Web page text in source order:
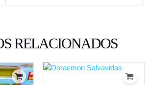
RELACIONADOS
Current
price
is: